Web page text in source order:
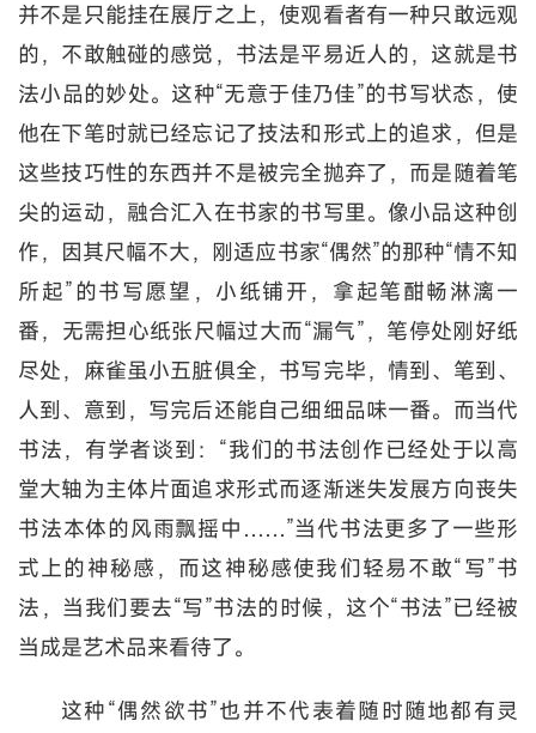
并不是只能挂在展厅之上，使观看者有一种只敢远观
的，不敢触碰的感觉，书法是平易近人的，这就是书
法小品的妙处。这种“无意于佳乃佳”的书写状态，使
他在下笔时就已经忘记了技法和形式上的追求，但是
这些技巧性的东西并不是被完全抛弃了，而是随着笔
尖的运动，融合汇入在书家的书写里。像小品这种创
作，因其尺幅不大，刚适应书家“偶然”的那种“情不知
所起”的书写愿望，小纸铺开，拿起笔酣畅淋漓一
番，无需担心纸张尺幅过大而“漏气”，笔停处刚好纸
尽处，麻雀虽小五脏俱全，书写完毕，情到、笔到、
人到、意到，写完后还能自己细细品味一番。而当代
书法，有学者谈到：“我们的书法创作已经处于以高
堂大轴为主体片面追求形式而逐渐迷失发展方向丧失
书法本体的风雨飘摇中……”当代书法更多了一些形
式上的神秘感，而这神秘感使我们轻易不敢“写”书
法，当我们要去“写”书法的时候，这个“书法”已经被
当成是艺术品来看待了。
这种“偶然欲书”也并不代表着随时随地都有灵